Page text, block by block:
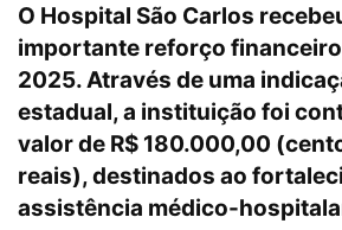
O Hospital São Carlos
importante reforço
2025. Através de uma
estadual, a instituição foi
valor de R$ 180.000,00
reais), destinados ao
assistência médico-